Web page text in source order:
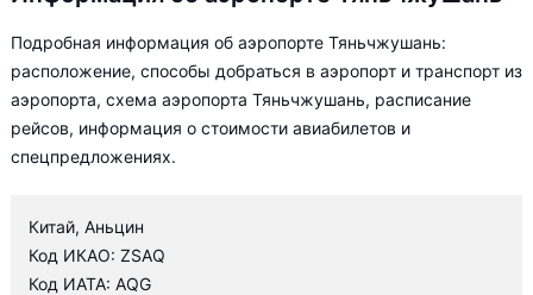
Подробная информация об аэропорте Тяньчжушань:
расположение, способы добраться в аэропорт и транспорт из
аэропорта, схема аэропорта Тяньчжушань, расписание
рейсов, информация о стоимости авиабилетов и
спецпредложениях.
Китай, Аньцин
Код ИКАО: ZSAQ
Код ИАТА: AQG